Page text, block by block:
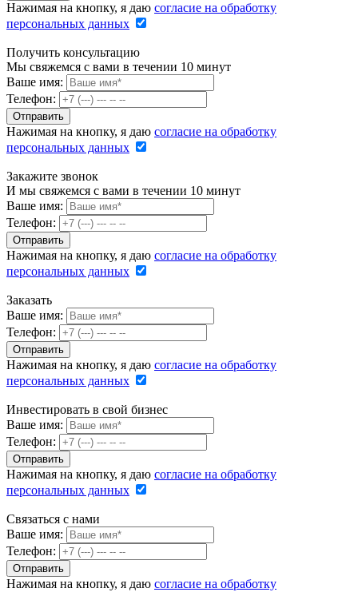
Нажимая на кнопку, я даю согласие на обработку
персональных данных
Получить консультацию
Мы свяжемся с вами в течении 10 минут
Ваше имя:
Телефон:
Нажимая на кнопку, я даю согласие на обработку
персональных данных
Закажите звонок
И мы свяжемся с вами в течении 10 минут
Ваше имя:
Телефон:
Нажимая на кнопку, я даю согласие на обработку
персональных данных
Заказать
Ваше имя:
Телефон:
Нажимая на кнопку, я даю согласие на обработку
персональных данных
Инвестировать в свой бизнес
Ваше имя:
Телефон:
Нажимая на кнопку, я даю согласие на обработку
персональных данных
Связаться с нами
Ваше имя:
Телефон:
Нажимая на кнопку, я даю согласие на обработку